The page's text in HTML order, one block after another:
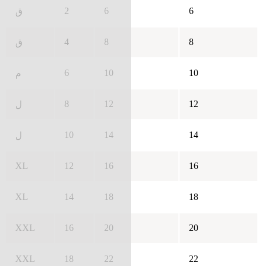
ق 2 6 6
ق 4 8 8
م 6 10 10
ل 8 12 12
ل 10 14 14
XL 12 16 16
XL 14 18 18
XXL 16 20 20
XXL 18 22 22